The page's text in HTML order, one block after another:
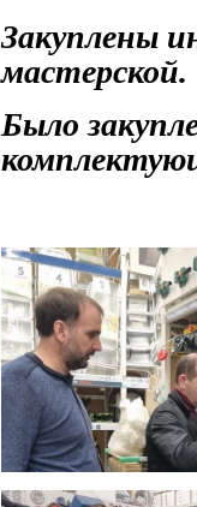
Закуплены
Было